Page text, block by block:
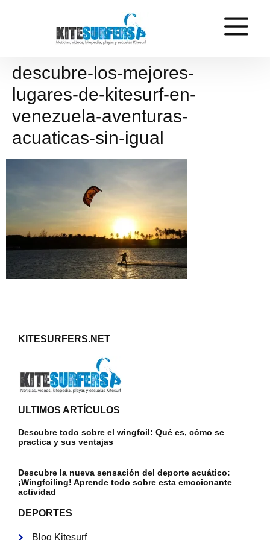
descubre-los-mejores-
lugares-de-kitesurf-en-
venezuela-aventuras-
acuaticas-sin-igual
KITESURFERS.NET
ULTIMOS ARTÍCULOS
Descubre todo sobre el wingfoil: Qué es, cómo se
practica y sus ventajas
Descubre la nueva sensación del deporte acuático:
¡Wingfoiling! Aprende todo sobre esta emocionante
actividad
DEPORTES
Blog Kitesurf